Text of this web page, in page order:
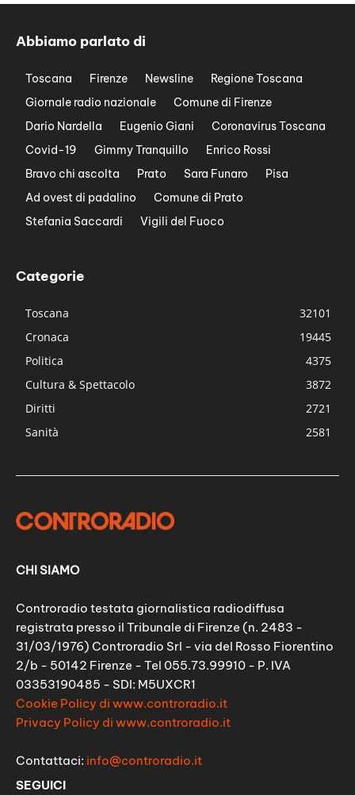
Abbiamo parlato di
Toscana Firenze Newsline
Regione Toscana
Giornale radio nazionale
Comune di Firenze
Dario Nardella
Eugenio Giani
Coronavirus Toscana
Covid-19
Gimmy Tranquillo
Enrico Rossi
Bravo chi ascolta
Prato Sara Funaro
Pisa
Ad ovest di padalino
Comune di Prato
Stefania Saccardi
Vigili del Fuoco
Categorie
Toscana
32101
Cronaca
19445
Politica
4375
Cultura & Spettacolo
3872
Diritti
2721
Sanità
2581
CHI SIAMO
Controradio testata giornalistica radiodiffusa
registrata presso il Tribunale di Firenze (n. 2483 -
31/03/1976) Controradio Srl - via del Rosso Fiorentino
2/b - 50142 Firenze - Tel 055.73.99910 - P. IVA
03353190485 - SDI: M5UXCR1
Cookie Policy di www.controradio.it
Privacy Policy di www.controradio.it
Contattaci: info@controradio.it
SEGUICI